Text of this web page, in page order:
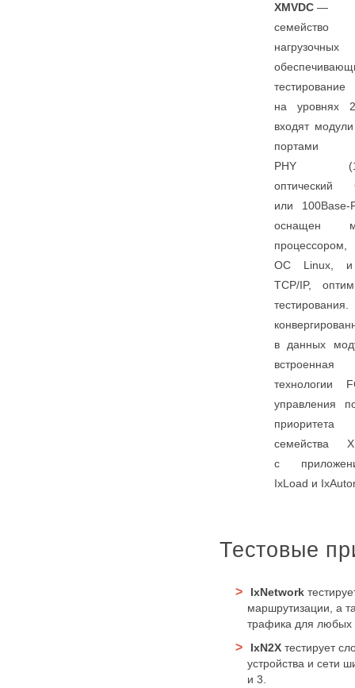
XMVDC —
на уровнях
входят
PHY (10/
оптический
или
оснащен
ОС Linux, и
TCP/IP,
в данных
технологии
управления
семейства
с
IxLoad и
Тестовые
IxNetwork
маршрутизации, а
трафика для любых
IxN2X тестирует
устройства и сети
и 3.